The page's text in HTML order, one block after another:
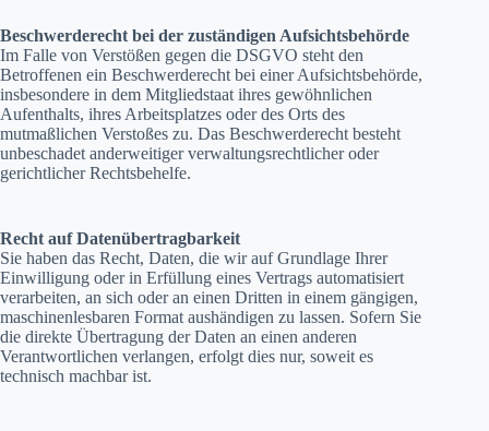
Beschwerderecht bei der zuständigen Aufsichtsbehörde
Im Falle von Verstößen gegen die DSGVO steht den
Betroffenen ein Beschwerderecht bei einer Aufsichtsbehörde,
insbesondere in dem Mitgliedstaat ihres gewöhnlichen
Aufenthalts, ihres Arbeitsplatzes oder des Orts des
mutmaßlichen Verstoßes zu. Das Beschwerderecht besteht
unbeschadet anderweitiger verwaltungsrechtlicher oder
gerichtlicher Rechtsbehelfe.
Recht auf Datenübertragbarkeit
Sie haben das Recht, Daten, die wir auf Grundlage Ihrer
Einwilligung oder in Erfüllung eines Vertrags automatisiert
verarbeiten, an sich oder an einen Dritten in einem gängigen,
maschinenlesbaren Format aushändigen zu lassen. Sofern Sie
die direkte Übertragung der Daten an einen anderen
Verantwortlichen verlangen, erfolgt dies nur, soweit es
technisch machbar ist.